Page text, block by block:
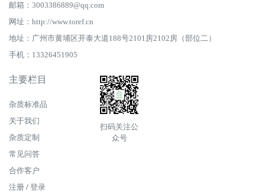
邮箱：3003386889@qq.com
网址：http://www.toref.cn
地址：广州市黄埔区开泰大道188号2101房2102房（部位二）
手机：13326451905
主要栏目
杂质标准品
关于我们
杂质定制
常见问答
合作客户
注册 / 登录
扫码关注公
众号